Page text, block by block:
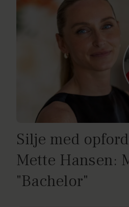
Silje med
Mette Hansen:
"Bachelor"